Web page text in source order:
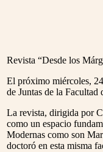
Revista “Desde los
El próximo miércoles,
de Juntas de la
La revista, dirigida por
como un espacio
Modernas como son
doctoró en esta misma